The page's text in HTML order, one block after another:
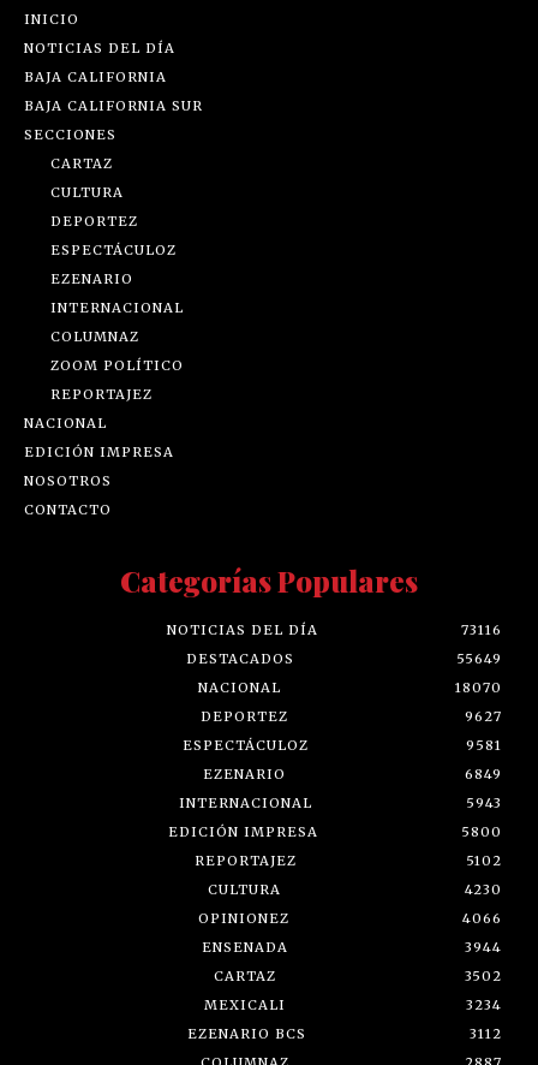
INICIO
NOTICIAS DEL DÍA
BAJA CALIFORNIA
BAJA CALIFORNIA SUR
SECCIONES
CARTAZ
CULTURA
DEPORTEZ
ESPECTÁCULOZ
EZENARIO
INTERNACIONAL
COLUMNAZ
ZOOM POLÍTICO
REPORTAJEZ
NACIONAL
EDICIÓN IMPRESA
NOSOTROS
CONTACTO
Categorías Populares
NOTICIAS DEL DÍA
73116
DESTACADOS
55649
NACIONAL
18070
DEPORTEZ
9627
ESPECTÁCULOZ
9581
EZENARIO
6849
INTERNACIONAL
5943
EDICIÓN IMPRESA
5800
REPORTAJEZ
5102
CULTURA
4230
OPINIONEZ
4066
ENSENADA
3944
CARTAZ
3502
MEXICALI
3234
EZENARIO BCS
3112